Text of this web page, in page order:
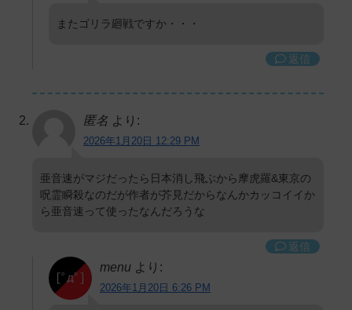
またゴリラ廻戦ですか・・・
返信
匿名 より:
2026年1月20日 12:29 PM
亜音速がマジだったら日本消し飛ぶから摩虎羅&東京の
呪霊瞬殺なのだが作者が芥見だからなんかカッコイイか
ら亜音速って使ったなんだろうな
返信
menu より:
2026年1月20日 6:26 PM